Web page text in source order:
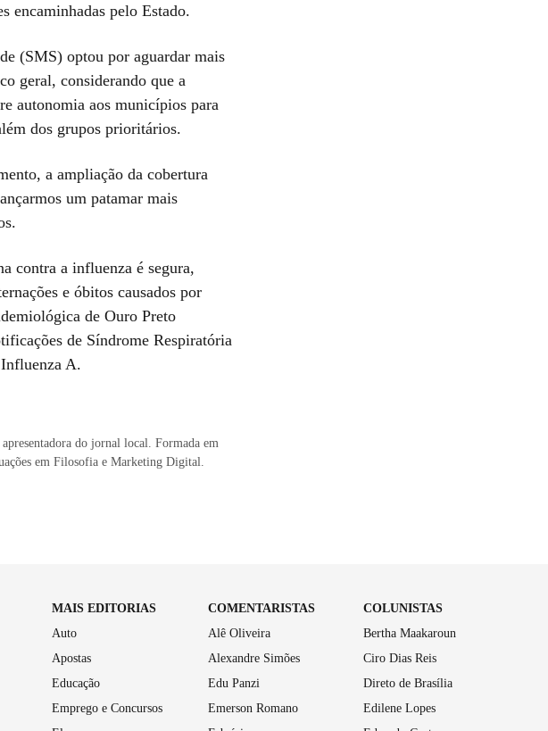
encaminhadas pelo Estado.
(SMS) optou por aguardar mais
geral, considerando que a
autonomia aos municípios para
dos grupos prioritários.
a ampliação da cobertura
um patamar mais
contra a influenza é segura,
e óbitos causados por
de Ouro Preto
de Síndrome Respiratória
A.
do jornal local. Formada em
em Filosofia e Marketing Digital.
MAIS EDITORIAS
Auto
Apostas
Educação
Emprego e Concursos
COMENTARISTAS
Alê Oliveira
Alexandre Simões
Edu Panzi
Emerson Romano
COLUNISTAS
Bertha Maakaroun
Ciro Dias Reis
Direto de Brasília
Edilene Lopes